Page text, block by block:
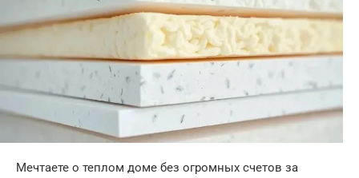
Мечтаете о теплом доме без огромных счетов за